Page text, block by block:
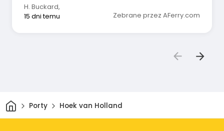
H. Buckard,
15 dni temu
Zebrane przez AFerry.com
DomPorty Hoek van Holland